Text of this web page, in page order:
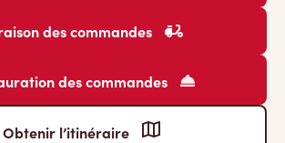
des commandes
des commandes
Obtenir l’itinéraire